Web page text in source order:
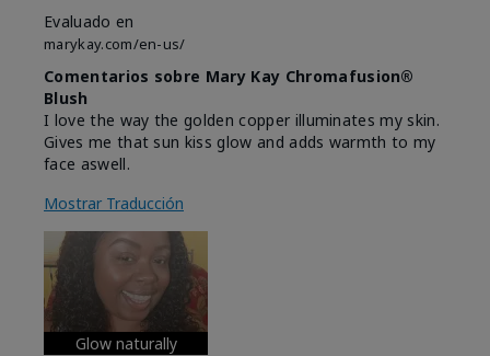
Evaluado en
marykay.com/en-us/
Comentarios sobre Mary Kay Chromafusion®
Blush
I love the way the golden copper illuminates my skin.
Gives me that sun kiss glow and adds warmth to my
face aswell.
Mostrar Traducción
Glow naturally